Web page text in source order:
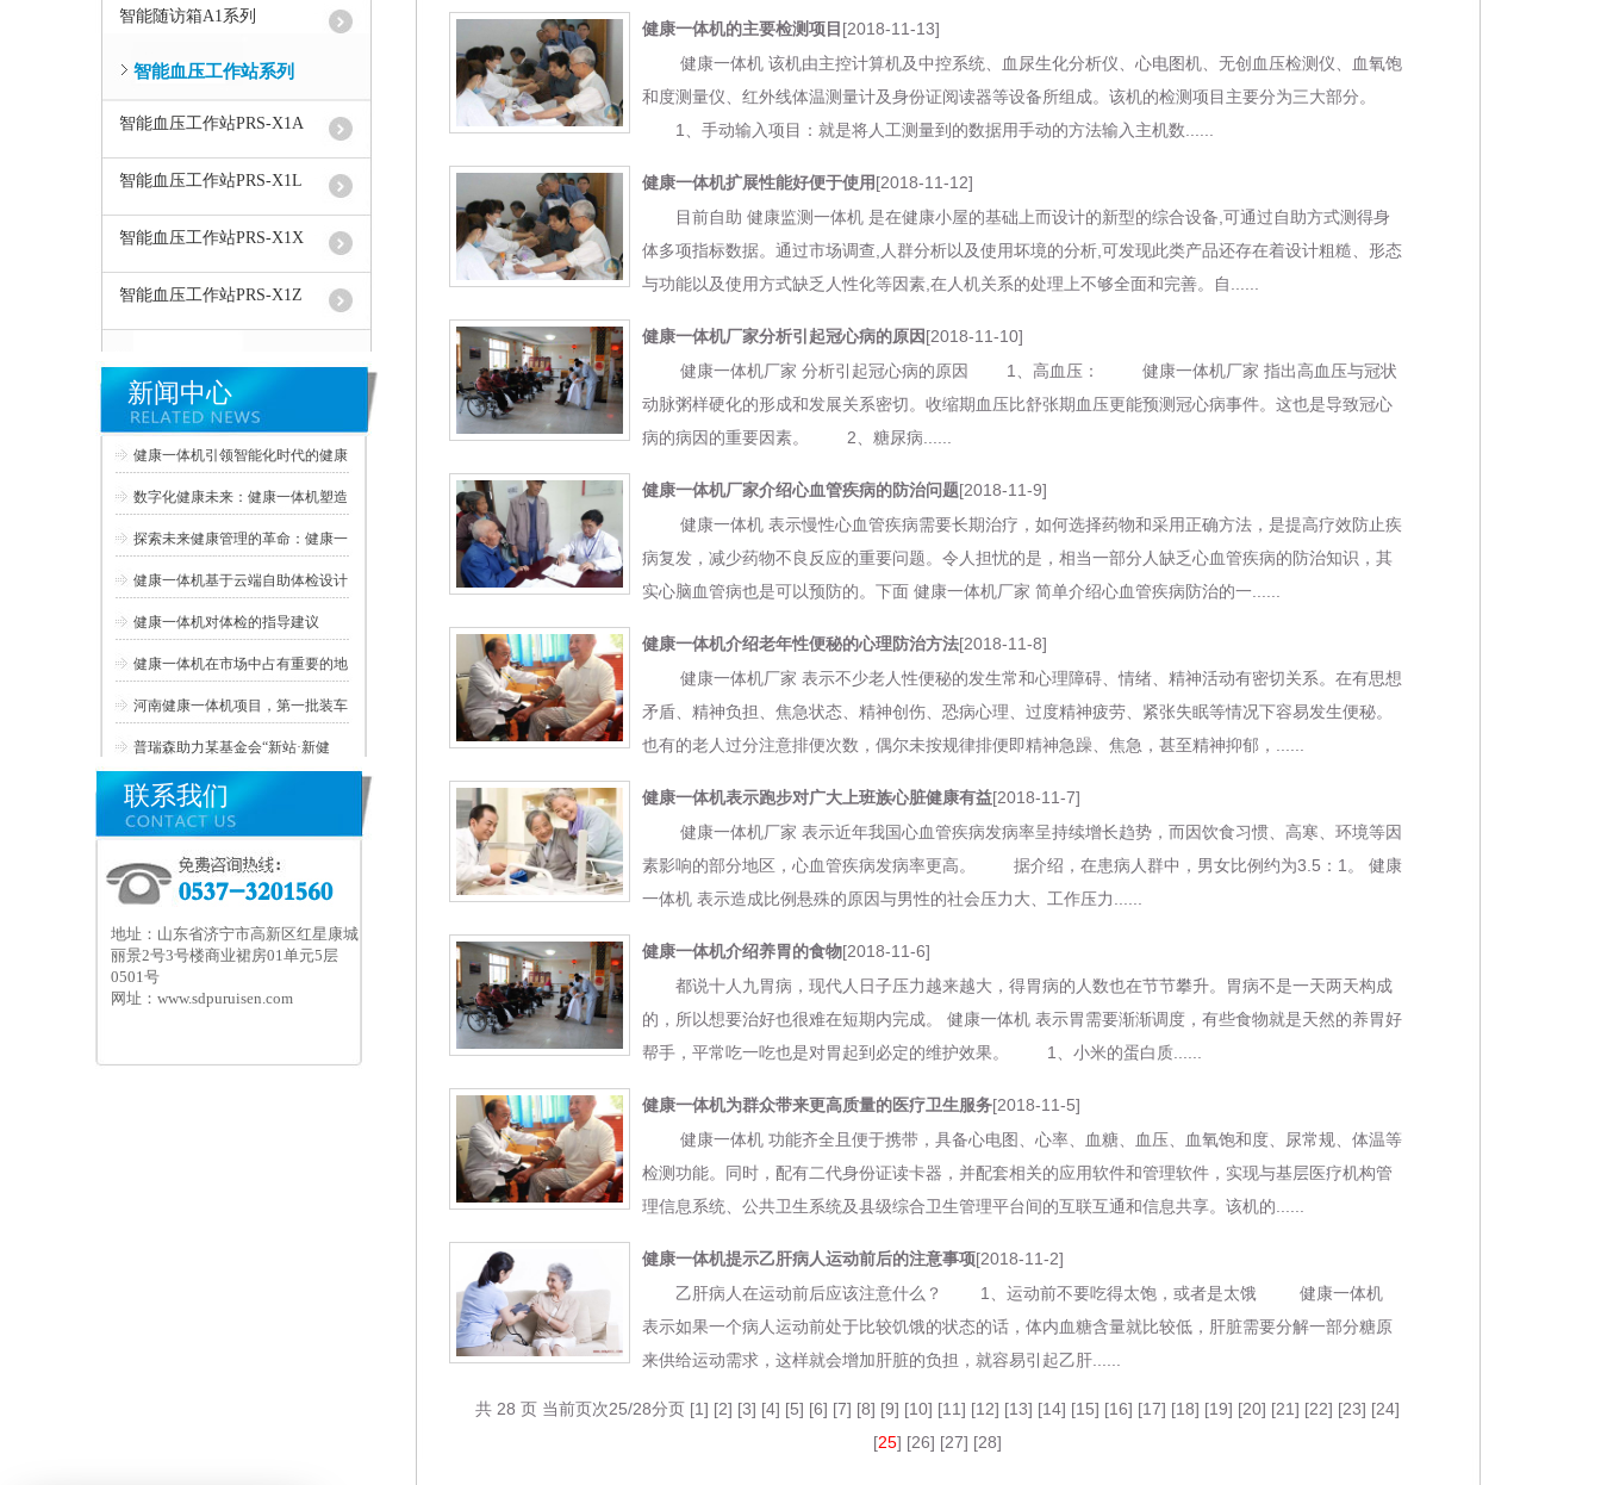
智能随访箱A1系列
智能血压工作站系列
智能血压工作站PRS-X1A
智能血压工作站PRS-X1L
智能血压工作站PRS-X1X
智能血压工作站PRS-X1Z
新闻中心
健康一体机引领智能化时代的健康
数字化健康未来：健康一体机塑造
探索未来健康管理的革命：健康一
健康一体机基于云端自助体检设计
健康一体机对体检的指导建议
健康一体机在市场中占有重要的地
河南健康一体机项目，第一批装车
普瑞森助力某基金会“新站·新健
联系我们
地址：山东省济宁市高新区红星康城
丽景2号3号楼商业裙房01单元5层
0501号
网址：www.sdpuruisen.com
健康一体机的主要检测项目 [2018-11-13]
健康一体机 该机由主控计算机及中控系统、血尿生化分析仪、心电图机、无创血压检测仪、血氧饱
和度测量仪、红外线体温测量计及身份证阅读器等设备所组成。该机的检测项目主要分为三大部分。
1、手动输入项目：就是将人工测量到的数据用手动的方法输入主机数......
健康一体机扩展性能好便于使用 [2018-11-12]
目前自助 健康监测一体机 是在健康小屋的基础上而设计的新型的综合设备,可通过自助方式测得身
体多项指标数据。通过市场调查,人群分析以及使用坏境的分析,可发现此类产品还存在着设计粗糙、形态
与功能以及使用方式缺乏人性化等因素,在人机关系的处理上不够全面和完善。自......
健康一体机厂家分析引起冠心病的原因 [2018-11-10]
健康一体机厂家 分析引起冠心病的原因 1、高血压： 健康一体机厂家 指出高血压与冠状
动脉粥样硬化的形成和发展关系密切。收缩期血压比舒张期血压更能预测冠心病事件。这也是导致冠心
病的病因的重要因素。 2、糖尿病......
健康一体机厂家介绍心血管疾病的防治问题[2018-11-9]
健康一体机 表示慢性心血管疾病需要长期治疗，如何选择药物和采用正确方法，是提高疗效防止疾
病复发，减少药物不良反应的重要问题。令人担忧的是，相当一部分人缺乏心血管疾病的防治知识，其
实心脑血管病也是可以预防的。下面 健康一体机厂家 简单介绍心血管疾病防治的一......
健康一体机介绍老年性便秘的心理防治方法[2018-11-8]
健康一体机厂家 表示不少老人性便秘的发生常和心理障碍、情绪、精神活动有密切关系。在有思想
矛盾、精神负担、焦急状态、精神创伤、恐病心理、过度精神疲劳、紧张失眠等情况下容易发生便秘。
也有的老人过分注意排便次数，偶尔未按规律排便即精神急躁、焦急，甚至精神抑郁，......
健康一体机表示跑步对广大上班族心脏健康有益[2018-11-7]
健康一体机厂家 表示近年我国心血管疾病发病率呈持续增长趋势，而因饮食习惯、高寒、环境等因
素影响的部分地区，心血管疾病发病率更高。 据介绍，在患病人群中，男女比例约为3.5：1。 健康
一体机 表示造成比例悬殊的原因与男性的社会压力大、工作压力......
健康一体机介绍养胃的食物[2018-11-6]
都说十人九胃病，现代人日子压力越来越大，得胃病的人数也在节节攀升。胃病不是一天两天构成
的，所以想要治好也很难在短期内完成。 健康一体机 表示胃需要渐渐调度，有些食物就是天然的养胃好
帮手，平常吃一吃也是对胃起到必定的维护效果。 1、小米的蛋白质......
健康一体机为群众带来更高质量的医疗卫生服务[2018-11-5]
健康一体机 功能齐全且便于携带，具备心电图、心率、血糖、血压、血氧饱和度、尿常规、体温等
检测功能。同时，配有二代身份证读卡器，并配套相关的应用软件和管理软件，实现与基层医疗机构管
理信息系统、公共卫生系统及县级综合卫生管理平台间的互联互通和信息共享。该机的......
健康一体机提示乙肝病人运动前后的注意事项[2018-11-2]
乙肝病人在运动前后应该注意什么？ 1、运动前不要吃得太饱，或者是太饿 健康一体机
表示如果一个病人运动前处于比较饥饿的状态的话，体内血糖含量就比较低，肝脏需要分解一部分糖原
来供给运动需求，这样就会增加肝脏的负担，就容易引起乙肝......
共 28 页 当前页次25/28分页 [1] [2] [3] [4] [5] [6] [7] [8] [9] [10] [11] [12] [13] [14] [15] [16] [17] [18] [19] [20] [21] [22] [23] [24]
[25] [26] [27] [28]